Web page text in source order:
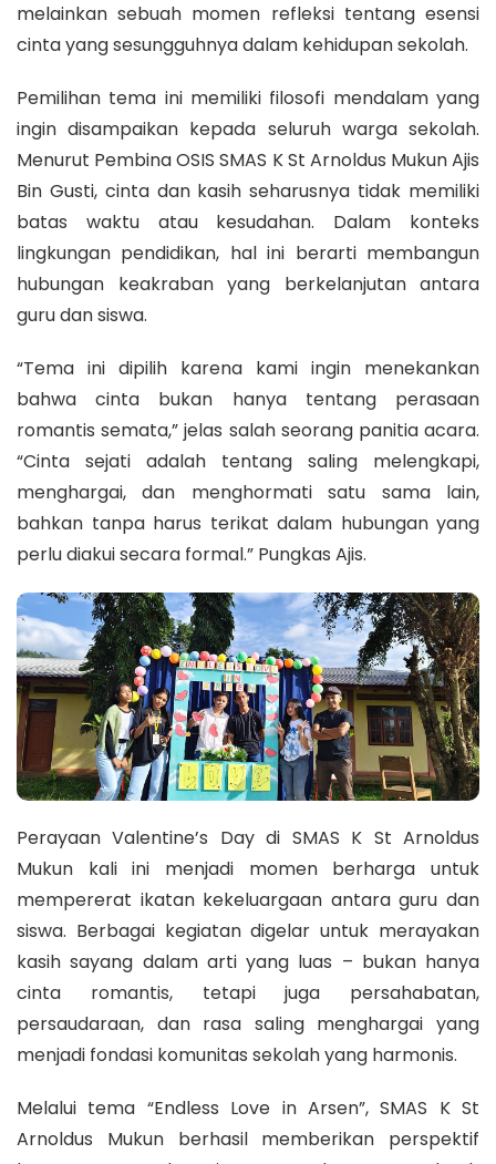
melainkan sebuah momen refleksi tentang esensi
cinta yang sesungguhnya dalam kehidupan sekolah.
Pemilihan tema ini memiliki filosofi mendalam yang
ingin disampaikan kepada seluruh warga sekolah.
Menurut Pembina OSIS SMAS K St Arnoldus Mukun Ajis
Bin Gusti, cinta dan kasih seharusnya tidak memiliki
batas waktu atau kesudahan. Dalam konteks
lingkungan pendidikan, hal ini berarti membangun
hubungan keakraban yang berkelanjutan antara
guru dan siswa.
“Tema ini dipilih karena kami ingin menekankan
bahwa cinta bukan hanya tentang perasaan
romantis semata,” jelas salah seorang panitia acara.
“Cinta sejati adalah tentang saling melengkapi,
menghargai, dan menghormati satu sama lain,
bahkan tanpa harus terikat dalam hubungan yang
perlu diakui secara formal.” Pungkas Ajis.
Perayaan Valentine’s Day di SMAS K St Arnoldus
Mukun kali ini menjadi momen berharga untuk
mempererat ikatan kekeluargaan antara guru dan
siswa. Berbagai kegiatan digelar untuk merayakan
kasih sayang dalam arti yang luas – bukan hanya
cinta romantis, tetapi juga persahabatan,
persaudaraan, dan rasa saling menghargai yang
menjadi fondasi komunitas sekolah yang harmonis.
Melalui tema “Endless Love in Arsen”, SMAS K St
Arnoldus Mukun berhasil memberikan perspektif